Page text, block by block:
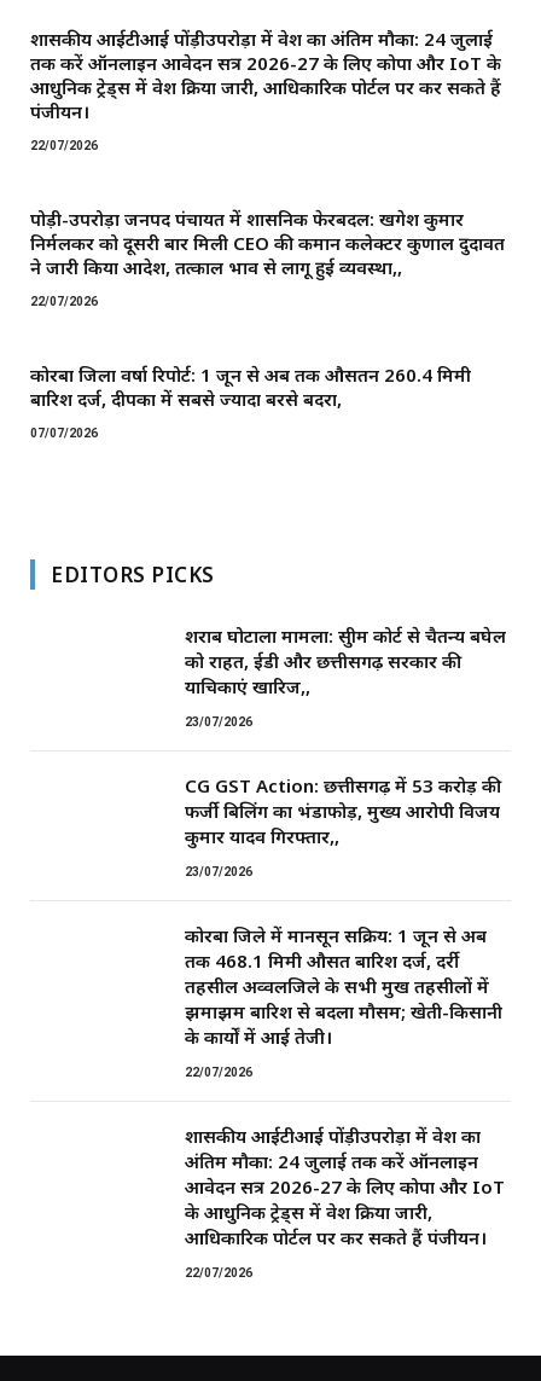
शासकीय आईटीआई पोंड़ीउपरोड़ा में प्रवेश का अंतिम मौका: 24 जुलाई
तक करें ऑनलाइन आवेदन सत्र 2026-27 के लिए कोपा और IoT के
आधुनिक ट्रेड्स में प्रवेश प्रक्रिया जारी, आधिकारिक पोर्टल पर कर सकते हैं
पंजीयन।
22/07/2026
पोड़ी-उपरोड़ा जनपद पंचायत में प्रशासनिक फेरबदल: खगेश कुमार
निर्मलकर को दूसरी बार मिली CEO की कमान ​कलेक्टर कुणाल दुदावत
ने जारी किया आदेश, तत्काल प्रभाव से लागू हुई व्यवस्था,,
22/07/2026
कोरबा जिला वर्षा रिपोर्ट: 1 जून से अब तक औसतन 260.4 मिमी
बारिश दर्ज, दीपका में सबसे ज्यादा बरसे बदरा,
07/07/2026
EDITORS PICKS
शराब घोटाला मामला: सुप्रीम कोर्ट से चैतन्य बघेल
को राहत, ईडी और छत्तीसगढ़ सरकार की
याचिकाएं खारिज,,
23/07/2026
CG GST Action: छत्तीसगढ़ में 53 करोड़ की
फर्जी बिलिंग का भंडाफोड़, मुख्य आरोपी विजय
कुमार यादव गिरफ्तार,,
23/07/2026
कोरबा जिले में मानसून सक्रिय: 1 जून से अब
तक 468.1 मिमी औसत बारिश दर्ज, दर्री
तहसील अव्वलजिले के सभी प्रमुख तहसीलों में
झमाझम बारिश से बदला मौसम; खेती-किसानी
के कार्यों में आई तेजी।
22/07/2026
शासकीय आईटीआई पोंड़ीउपरोड़ा में प्रवेश का
अंतिम मौका: 24 जुलाई तक करें ऑनलाइन
आवेदन सत्र 2026-27 के लिए कोपा और IoT
के आधुनिक ट्रेड्स में प्रवेश प्रक्रिया जारी,
आधिकारिक पोर्टल पर कर सकते हैं पंजीयन।
22/07/2026